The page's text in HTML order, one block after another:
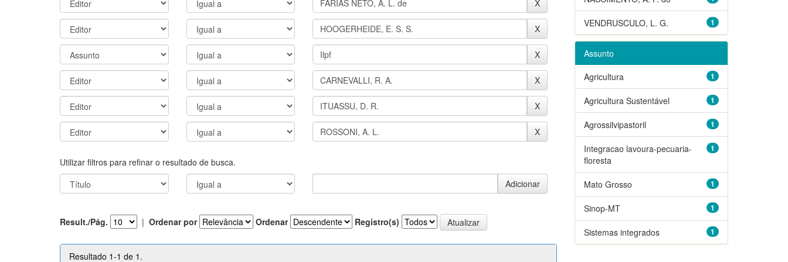
Utilizar filtros para refinar o resultado de busca.
Result./Pág. | Ordenar por Ordenar Registro(s)
Resultado 1-1 de 1.
1
VENDRUSCULO, L. G.
Assunto
1
Agricultura
1
Agricultura Sustentável
1
Agrossilvipastoril
1
Integracao lavoura-pecuaria-
floresta
1
Mato Grosso
1
Sinop-MT
1
Sistemas integrados